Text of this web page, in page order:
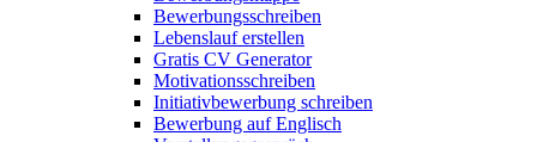
Bewerbungsschreiben
Lebenslauf erstellen
Gratis CV Generator
Motivationsschreiben
Initiativbewerbung schreiben
Bewerbung auf Englisch